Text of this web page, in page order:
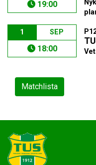
19:00
1 SEP
18:00
Matchlista